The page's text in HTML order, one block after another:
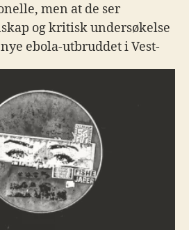
men at de ser
og kritisk undersøkelse
ebola-utbruddet i Vest-
dette idealet er så